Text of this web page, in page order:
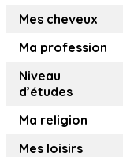
Mes cheveux
Ma profession
Niveau
d’études
Ma religion
Mes loisirs